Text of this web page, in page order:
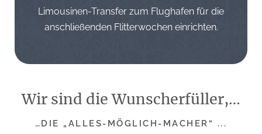
Limousinen-Transfer zum Flughafen für die
anschließenden Flitterwochen einrichten.
Wir sind die Wunscherfüller,…
…DIE „ALLES-MÖGLICH-MACHER“ ...